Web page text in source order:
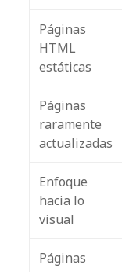
Páginas
HTML
estáticas
Páginas
raramente
actualizadas
Enfoque
hacia lo
visual
Páginas